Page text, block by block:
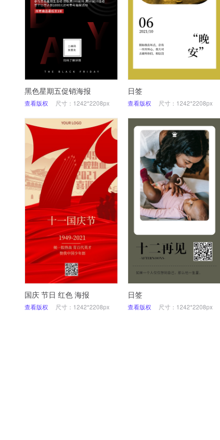
黑色星期五促销海报
查看版权 尺寸：1242*2208px
日签
查看版权 尺寸：1242*2208px
国庆 节日 红色 海报
查看版权 尺寸：1242*2208px
日签
查看版权 尺寸：1242*2208px